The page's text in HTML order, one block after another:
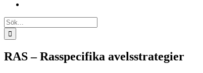
Sök
efter:
RAS – Rasspecifika avelsstrategier